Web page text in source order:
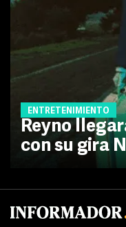
ENTRETENIMIENTO
Reyno
con su gira